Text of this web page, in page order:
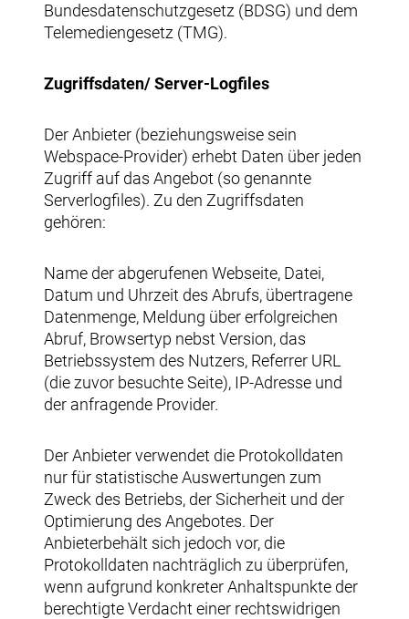
Bundesdatenschutzgesetz (BDSG) und dem
Telemediengesetz (TMG).
Zugriffsdaten/ Server-Logfiles
Der Anbieter (beziehungsweise sein
Webspace-Provider) erhebt Daten über jeden
Zugriff auf das Angebot (so genannte
Serverlogfiles). Zu den Zugriffsdaten
gehören:
Name der abgerufenen Webseite, Datei,
Datum und Uhrzeit des Abrufs, übertragene
Datenmenge, Meldung über erfolgreichen
Abruf, Browsertyp nebst Version, das
Betriebssystem des Nutzers, Referrer URL
(die zuvor besuchte Seite), IP-Adresse und
der anfragende Provider.
Der Anbieter verwendet die Protokolldaten
nur für statistische Auswertungen zum
Zweck des Betriebs, der Sicherheit und der
Optimierung des Angebotes. Der
Anbieterbehält sich jedoch vor, die
Protokolldaten nachträglich zu überprüfen,
wenn aufgrund konkreter Anhaltspunkte der
berechtigte Verdacht einer rechtswidrigen